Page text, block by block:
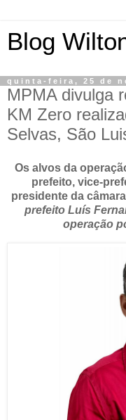
Blog
quinta-feira, 25 de
MPMA divulga
KM Zero
Selvas, São
Os alvos da
prefeito, vice-
presidente da
prefeito Luís
operação